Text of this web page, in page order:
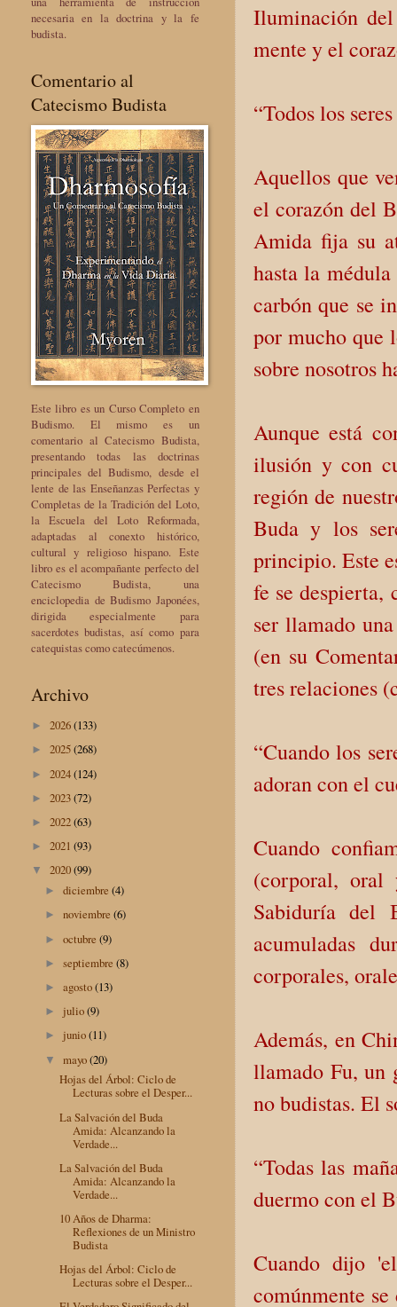
Iluminación
mente y el
“Todos los
Aquellos que
el corazón del
Amida fija su
hasta la
carbón que se
por mucho que
sobre nosotros
Aunque está
ilusión y con
región de
Buda y los
principio. Este
fe se despierta,
ser llamado
(en su
tres relaciones
“Cuando los
adoran con el
Cuando
(corporal,
Sabiduría del
acumuladas
corporales,
Además, en
llamado Fu, un
no budistas. El
“Todas las
duermo con el
Cuando dijo
comúnmente
necesaria en la doctrina y la fe
budista.
Comentario al
Catecismo Budista
Este libro es un Curso Completo en
Budismo. El mismo es un
comentario al Catecismo Budista,
presentando todas las doctrinas
principales del Budismo, desde el
lente de las Enseñanzas Perfectas y
Completas de la Tradición del Loto,
la Escuela del Loto Reformada,
adaptadas al conexto histórico,
cultural y religioso hispano. Este
libro es el acompañante perfecto del
Catecismo Budista, una
enciclopedia de Budismo Japonées,
dirigida especialmente para
sacerdotes budistas, así como para
catequistas como catecúmenos.
Archivo
► 2026(133)
► 2025(268)
► 2024(124)
► 2023(72)
► 2022(63)
► 2021 (93)
▼ 2020(99)
►diciembre(4)
►noviembre(6)
►octubre(9)
►septiembre(8)
►agosto(13)
► julio(9)
► junio(11)
▼mayo(20)
Hojas del Árbol: Ciclo de
Lecturas sobre el Desper...
La Salvación del Buda
Amida: Alcanzando la
Verdade...
La Salvación del Buda
Amida: Alcanzando la
Verdade...
10 Años de Dharma:
Reflexiones de un Ministro
Budista
Hojas del Árbol: Ciclo de
Lecturas sobre el Desper...